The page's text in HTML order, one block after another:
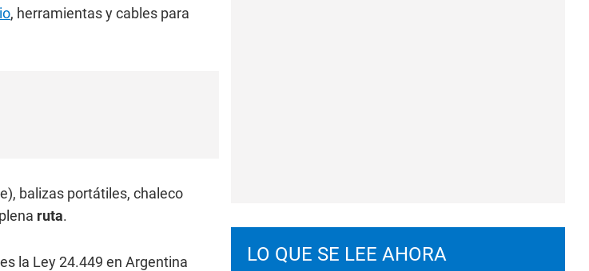
, herramientas y cables para
balizas portátiles, chaleco
ruta.
la Ley 24.449 en Argentina
LO QUE SE LEE AHORA